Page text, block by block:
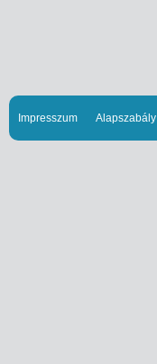
Impresszum Alapszabály